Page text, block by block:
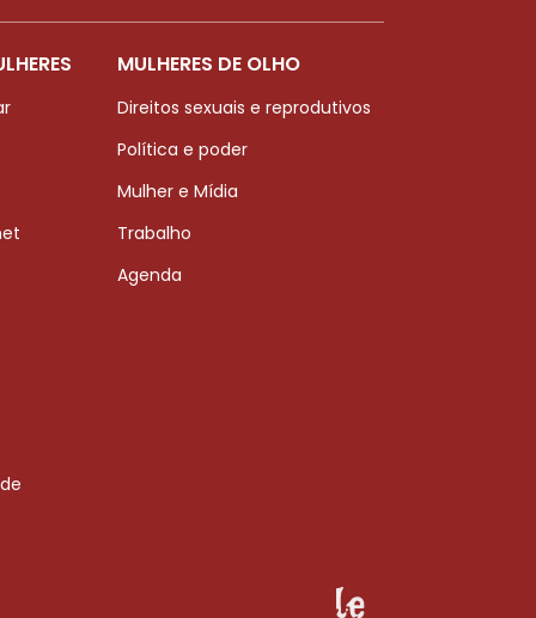
MULHERES DE OLHO
Direitos sexuais e reprodutivos
Política e poder
Mulher e Mídia
Trabalho
Agenda